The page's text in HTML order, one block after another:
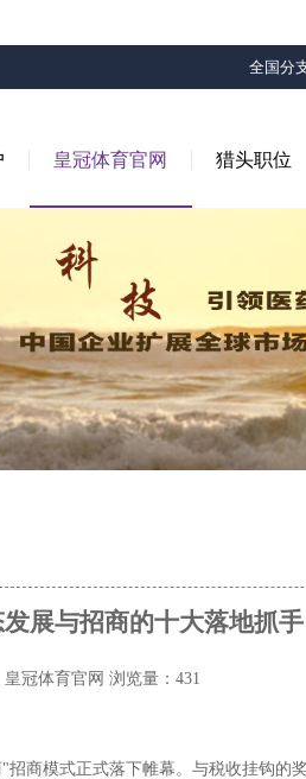
全国分
皇冠体育官网 猎头职位
展与招商的十大落地抓手
冠体育官网 浏览量：431
商模式正式落下帷幕。与税收挂钩的